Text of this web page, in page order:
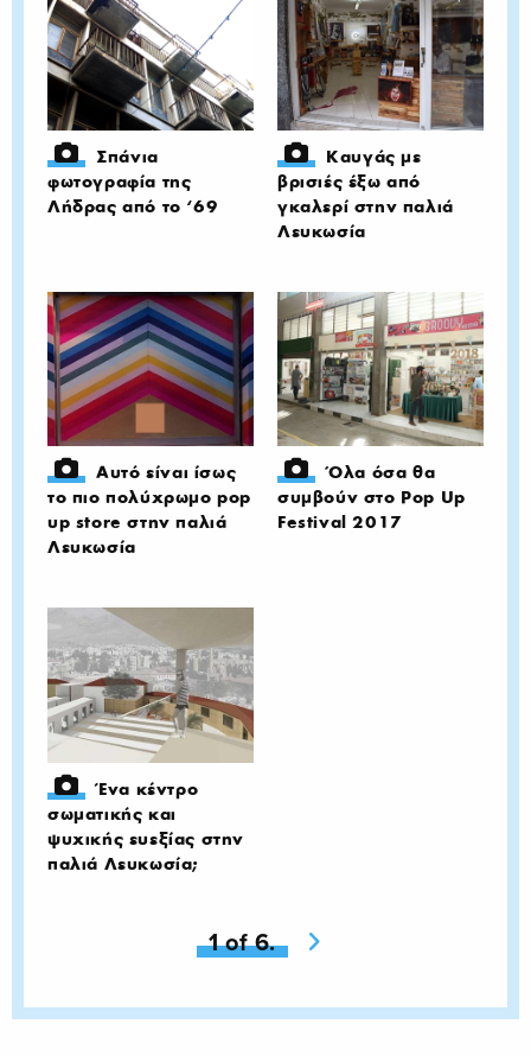
Σπάνια
φωτογραφία της
Λήδρας από το ‘69
Καυγάς με
βρισιές έξω από
γκαλερί στην παλιά
Λευκωσία
Αυτό είναι ίσως
το πιο πολύχρωμο pop
up store στην παλιά
Λευκωσία
Όλα όσα θα
συμβούν στο Pop Up
Festival 2017
Ένα κέντρο
σωματικής και
ψυχικής ευεξίας στην
παλιά Λευκωσία;
You're on page
1 of 6. Next page